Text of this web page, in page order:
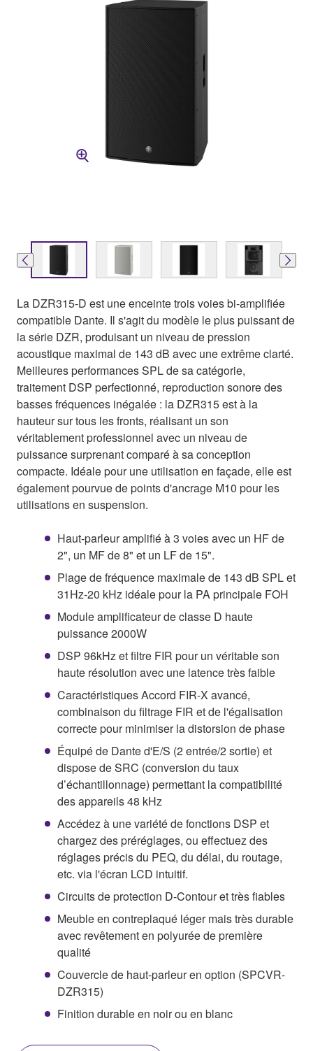
La DZR315-D est une enceinte trois voies bi-amplifiée
compatible Dante. Il s'agit du modèle le plus puissant de
la série DZR, produisant un niveau de pression
acoustique maximal de 143 dB avec une extrême clarté.
Meilleures performances SPL de sa catégorie,
traitement DSP perfectionné, reproduction sonore des
basses fréquences inégalée : la DZR315 est à la
hauteur sur tous les fronts, réalisant un son
véritablement professionnel avec un niveau de
puissance surprenant comparé à sa conception
compacte. Idéale pour une utilisation en façade, elle est
également pourvue de points d'ancrage M10 pour les
utilisations en suspension.
Haut-parleur amplifié à 3 voies avec un HF de
2", un MF de 8" et un LF de 15".
Plage de fréquence maximale de 143 dB SPL et
31Hz-20 kHz idéale pour la PA principale FOH
Module amplificateur de classe D haute
puissance 2000W
DSP 96kHz et filtre FIR pour un véritable son
haute résolution avec une latence très faible
Caractéristiques Accord FIR-X avancé,
combinaison du filtrage FIR et de l'égalisation
correcte pour minimiser la distorsion de phase
Équipé de Dante d'E/S (2 entrée/2 sortie) et
dispose de SRC (conversion du taux
d’échantillonnage) permettant la compatibilité
des appareils 48 kHz
Accédez à une variété de fonctions DSP et
chargez des préréglages, ou effectuez des
réglages précis du PEQ, du délai, du routage,
etc. via l'écran LCD intuitif.
Circuits de protection D-Contour et très fiables
Meuble en contreplaqué léger mais très durable
avec revêtement en polyurée de première
qualité
Couvercle de haut-parleur en option (SPCVR-
DZR315)
Finition durable en noir ou en blanc